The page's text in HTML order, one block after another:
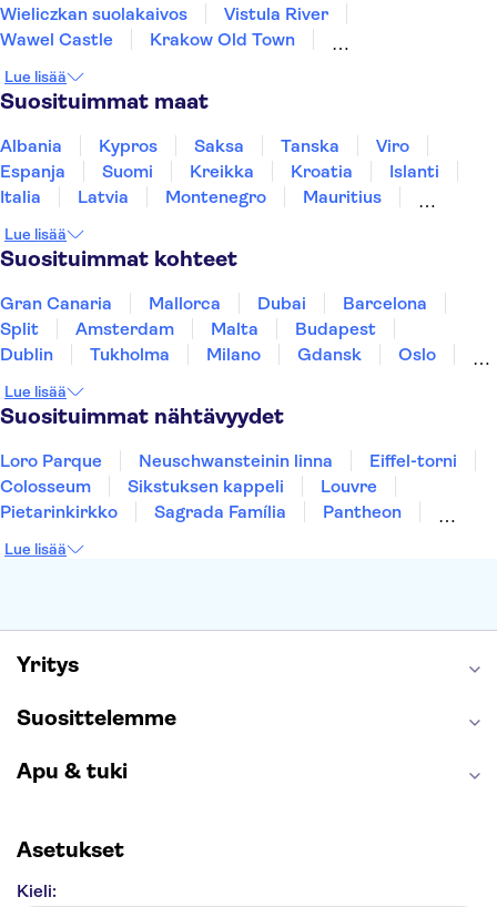
Wieliczkan suolakaivos
Vistula River
Wawel Castle
Krakow Old Town
Palace of Culture and Science
St. Mary's Basilica Krakow
Schindler's Factory
Krakow Barbican
Old Town Gdansk
Wroclaw Old Town
Gdańsk Town Hall
Lue lisää
Suosituimmat maat
Albania Kypros Saksa Tanska
Viro
Espanja
Suomi Kreikka Kroatia
Islanti
Italia
Latvia Montenegro
Mauritius
Thaimaa
Turkki
Lue lisää
Suosituimmat kohteet
Gran Canaria Mallorca Dubai
Barcelona
Split
Amsterdam Malta
Budapest
Dublin
Tukholma Milano Gdansk
Oslo
Tallinna
Ljubljana Riika
Lue lisää
Suosituimmat nähtävyydet
Loro Parque Neuschwansteinin linna
Eiffel-torni
Colosseum
Sikstuksen kappeli
Louvre
Pietarinkirkko
Sagrada Família
Pantheon
Keukenhof
Lue lisää
Yritys
Suosittelemme
Apu & tuki
Asetukset
Kieli: